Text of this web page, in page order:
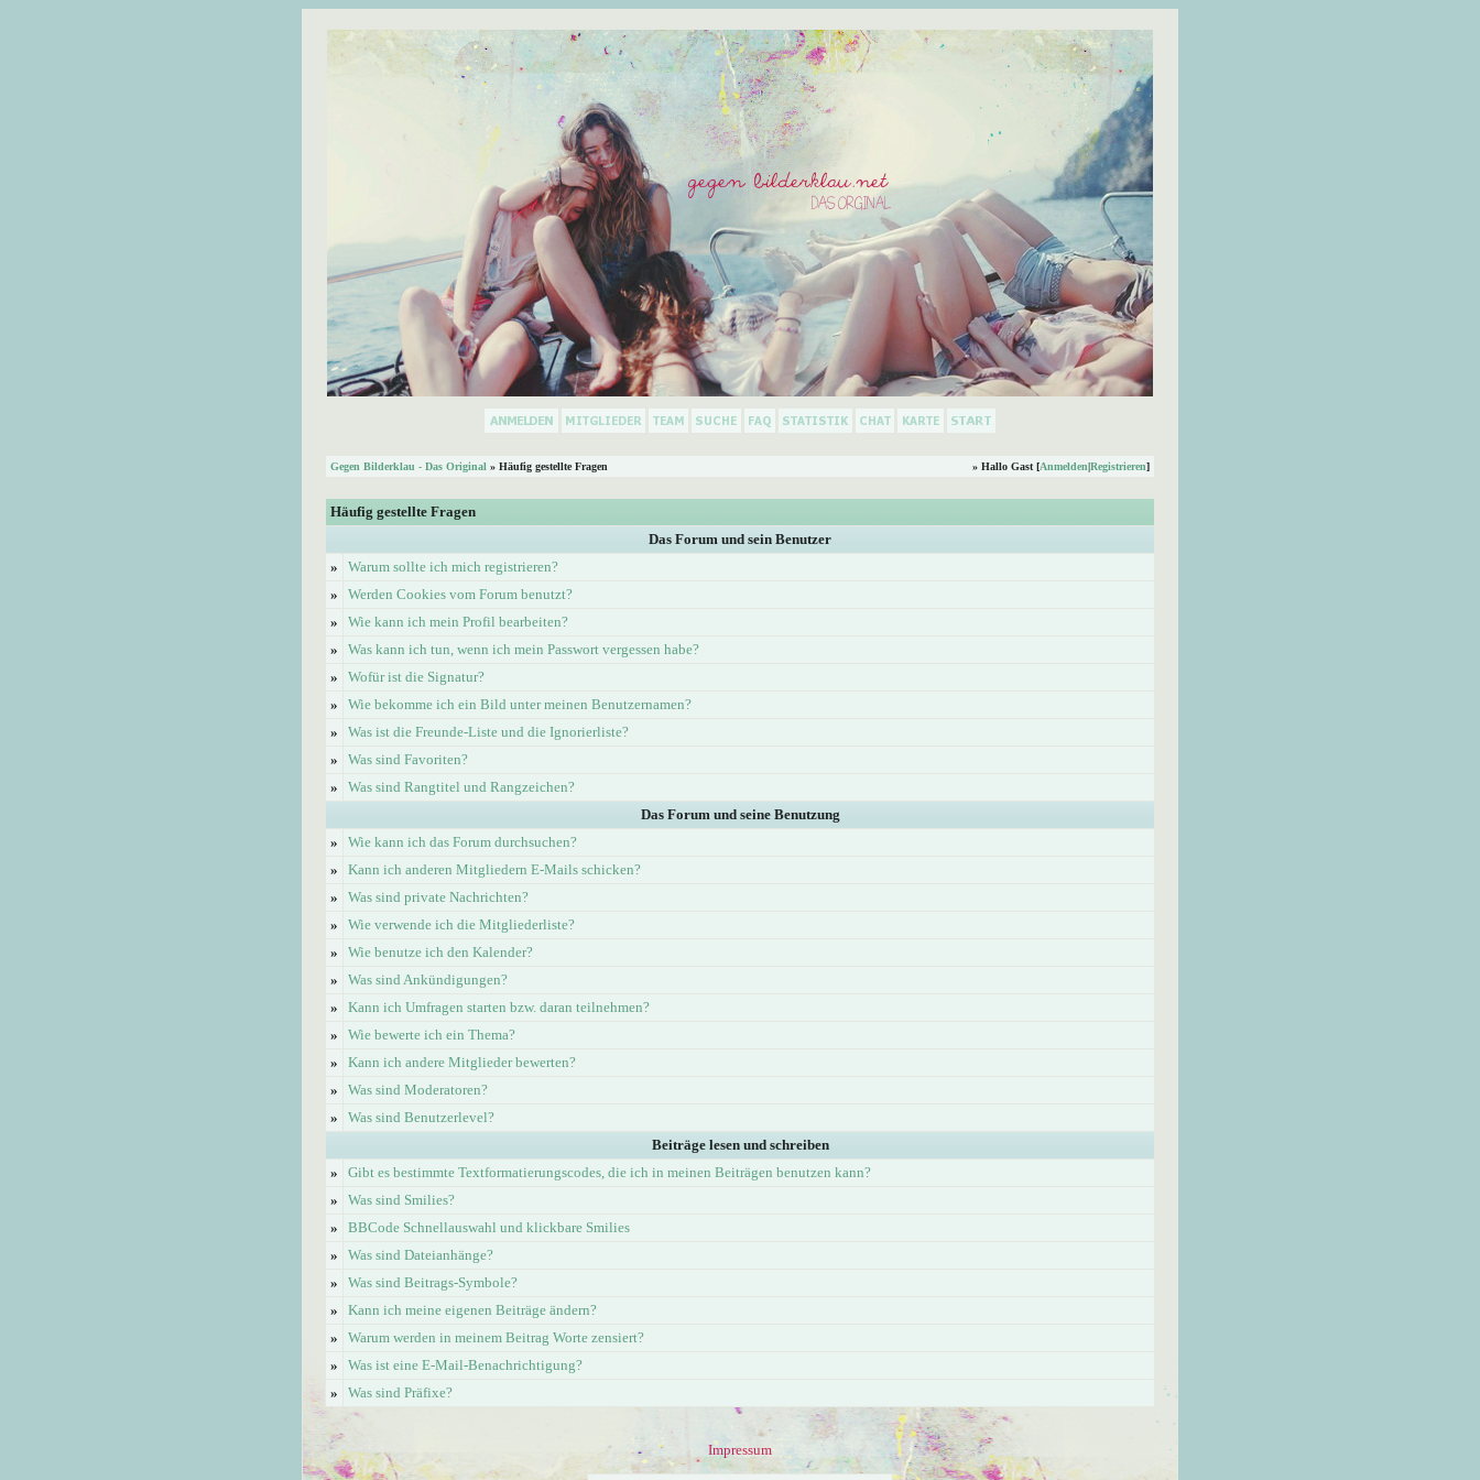
Gegen Bilderklau - Das Original » Häufig gestellte Fragen » Hallo Gast [Anmelden|Registrieren]
Häufig gestellte Fragen
Das Forum und sein Benutzer
»
Warum sollte ich mich registrieren?
»
Werden Cookies vom Forum benutzt?
»
Wie kann ich mein Profil bearbeiten?
»
Was kann ich tun, wenn ich mein Passwort vergessen habe?
»
Wofür ist die Signatur?
»
Wie bekomme ich ein Bild unter meinen Benutzernamen?
»
Was ist die Freunde-Liste und die Ignorierliste?
»
Was sind Favoriten?
»
Was sind Rangtitel und Rangzeichen?
Das Forum und seine Benutzung
»
Wie kann ich das Forum durchsuchen?
»
Kann ich anderen Mitgliedern E-Mails schicken?
»
Was sind private Nachrichten?
»
Wie verwende ich die Mitgliederliste?
»
Wie benutze ich den Kalender?
»
Was sind Ankündigungen?
»
Kann ich Umfragen starten bzw. daran teilnehmen?
»
Wie bewerte ich ein Thema?
»
Kann ich andere Mitglieder bewerten?
»
Was sind Moderatoren?
»
Was sind Benutzerlevel?
Beiträge lesen und schreiben
»
Gibt es bestimmte Textformatierungscodes, die ich in meinen Beiträgen benutzen kann?
»
Was sind Smilies?
»
BBCode Schnellauswahl und klickbare Smilies
»
Was sind Dateianhänge?
»
Was sind Beitrags-Symbole?
»
Kann ich meine eigenen Beiträge ändern?
»
Warum werden in meinem Beitrag Worte zensiert?
»
Was ist eine E-Mail-Benachrichtigung?
»
Was sind Präfixe?
Impressum